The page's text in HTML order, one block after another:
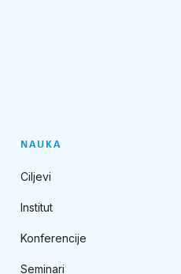
NAUKA
Ciljevi
Institut
Konferencije
Seminari